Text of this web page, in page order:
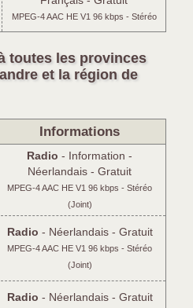
MPEG-4 AAC HE V1 96 kbps - Stéréo
toutes les provinces
et la région de
Informations
Radio - Information -
Néerlandais - Gratuit
MPEG-4 AAC HE V1 96 kbps - Stéréo
(Joint)
Radio - Néerlandais - Gratuit
MPEG-4 AAC HE V1 96 kbps - Stéréo
(Joint)
Radio - Néerlandais - Gratuit